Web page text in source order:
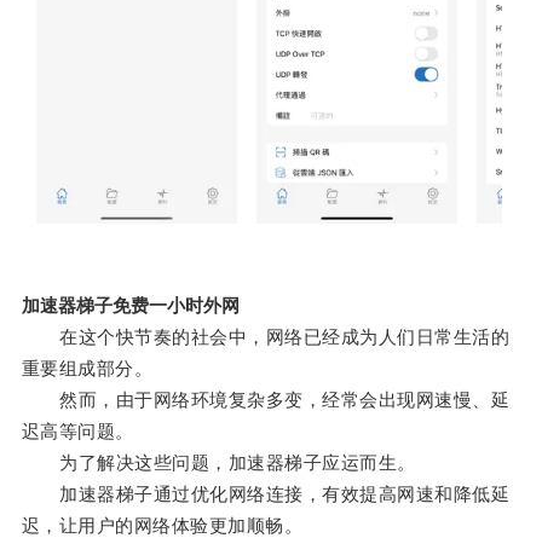
加速器梯子免费一小时外网
在这个快节奏的社会中，网络已经成为人们日常生活的
重要组成部分。
然而，由于网络环境复杂多变，经常会出现网速慢、延
迟高等问题。
为了解决这些问题，加速器梯子应运而生。
加速器梯子通过优化网络连接，有效提高网速和降低延
迟，让用户的网络体验更加顺畅。